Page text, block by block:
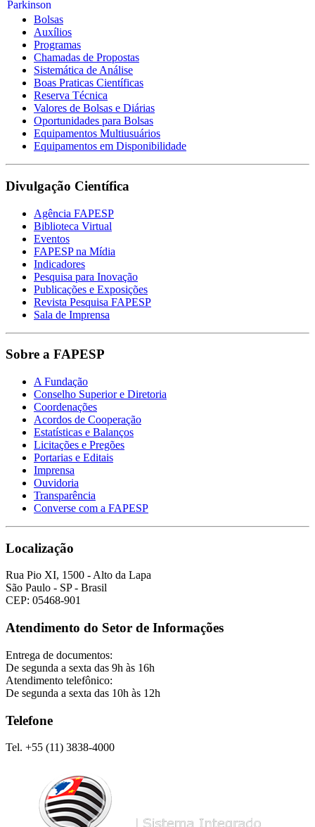
Bolsas
Auxílios
Programas
Chamadas de Propostas
Sistemática de Análise
Boas Praticas Científicas
Reserva Técnica
Valores de Bolsas e Diárias
Oportunidades para Bolsas
Equipamentos Multiusuários
Equipamentos em Disponibilidade
Divulgação Científica
Agência FAPESP
Biblioteca Virtual
Eventos
FAPESP na Mídia
Indicadores
Pesquisa para Inovação
Publicações e Exposições
Revista Pesquisa FAPESP
Sala de Imprensa
Sobre a FAPESP
A Fundação
Conselho Superior e Diretoria
Coordenações
Acordos de Cooperação
Estatísticas e Balanços
Licitações e Pregões
Portarias e Editais
Imprensa
Ouvidoria
Transparência
Converse com a FAPESP
Localização
Rua Pio XI, 1500 - Alto da Lapa
São Paulo - SP - Brasil
CEP: 05468-901
Atendimento do Setor de Informações
Entrega de documentos:
De segunda a sexta das 9h às 16h
Atendimento telefônico:
De segunda a sexta das 10h às 12h
Telefone
Tel. +55 (11) 3838-4000